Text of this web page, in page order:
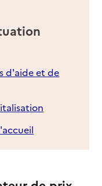
d'aide et de